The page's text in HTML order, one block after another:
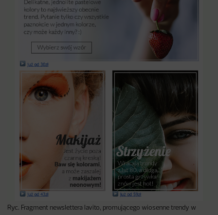
Ryc. Fragment newslettera lavito, promującego wiosenne trendy w